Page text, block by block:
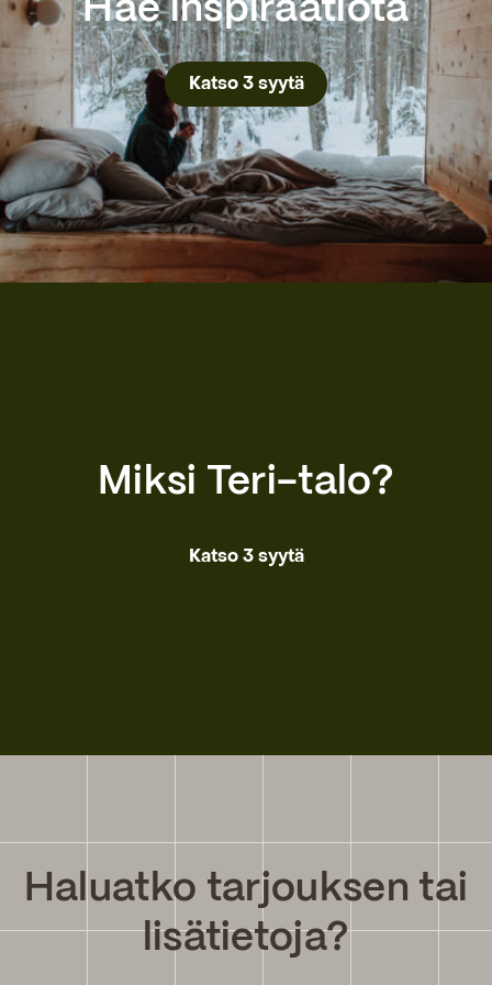
Hae inspiraatiota
Katso 3 syytä
Miksi Teri-talo?
Katso 3 syytä
Haluatko tarjouksen tai
lisätietoja?